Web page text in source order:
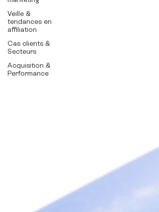
Veille &
tendances en
affiliation
Cas clients &
Secteurs
Acquisition &
Performance